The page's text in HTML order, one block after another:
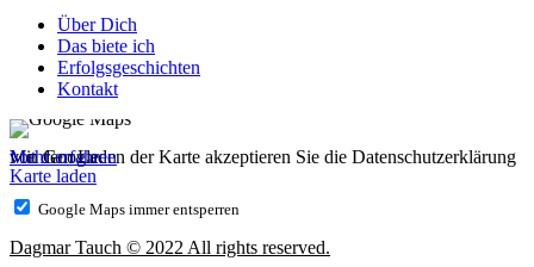
Über Dich
Das biete ich
Erfolgsgeschichten
Kontakt
Mit dem Laden der Karte akzeptieren Sie die Datenschutzerklärung von Google.
Mehr erfahren
Karte laden
Google Maps immer entsperren
Dagmar Tauch © 2022 All rights reserved.